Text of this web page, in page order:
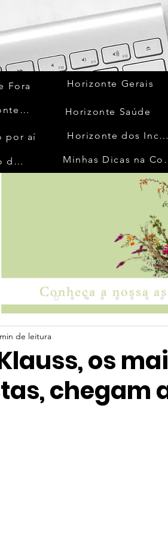
Fora
Quem Acontece
por aí
No Mundo da Moda
Horizonte Gerais
Horizonte Saúde
Horizonte dos Inconfidentes
os
chegam
de leitura
5 estrelas.